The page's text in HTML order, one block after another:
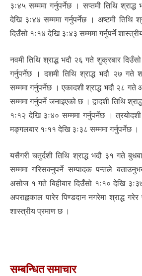
३ः४५ सम्ममा गर्नुपर्नेछ । सप्तमी तिथि
देखि ३ः४४ सम्ममा गर्नुपर्नेछ । अष्टमी तिथि
दिउँसो १ः१४ देखि ३ः४३ सम्ममा गर्नुपर्ने
नवमी तिथि श्राद्ध भदौ २६ गते शुक्रबार
गर्नुपर्नेछ । दशमी तिथि श्राद्ध भदौ २७ गते
सम्ममा गर्नुपर्नेछ । एकादशी श्राद्ध भदौ २८
सम्ममा गर्नुपर्ने जनाइएको छ । द्वादशी तिथि
१ः१२ देखि ३ः४० सम्ममा गर्नुपर्नेछ ।
मङ्गलबार १ः११ देखि ३ः३८ सम्ममा गर्नुपर्नेछ ।
यसैगरी चतुर्दशी तिथि श्राद्ध भदौ ३१ गते
सम्ममा गरिसक्नुपर्ने सम्पादक पन्तले
असोज १ गते बिहीबार दिउँसो १ः१० देखि
अपराह्नकाल पारेर पिण्डदान नगरेमा श्राद्ध
शास्त्रीय प्रमाण छ ।
सम्बन्धित समाचार